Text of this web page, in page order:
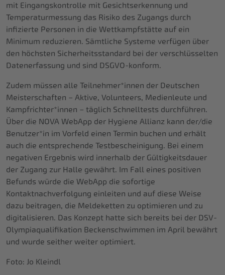
mit Eingangskontrolle mit Gesichtserkennung und
Temperaturmessung das Risiko des Zugangs durch
infizierte Personen in die Wettkampfstätte auf ein
Minimum reduzieren. Sämtliche Systeme verfügen über
den höchsten Sicherheitsstandard bei der verschlüsselten
Datenerfassung und sind DSGVO-konform.
Zudem müssen alle Teilnehmer*innen der Deutschen
Meisterschaften – Aktive, Volunteers, Medienleute und
Kampfrichter*innen – täglich Schnelltests durchführen.
Über die NOVA WebApp der Hygiene Allianz kann der/die
Benutzer*in im Vorfeld einen Termin buchen und erhält
auch die entsprechende Testbescheinigung. Bei einem
negativen Ergebnis wird innerhalb der Gültigkeitsdauer
der Zugang zur Halle gewährt. Im Fall eines positiven
Befunds würde die WebApp die sofortige
Kontaktnachverfolgung einleiten und auf diese Weise
dazu beitragen, die Meldeketten zu optimieren und zu
digitalisieren. Das Konzept hatte sich bereits bei der DSV-
Olympiaqualifikation Beckenschwimmen im April bewährt
und wurde seither weiter optimiert.
Foto: Jo Kleindl